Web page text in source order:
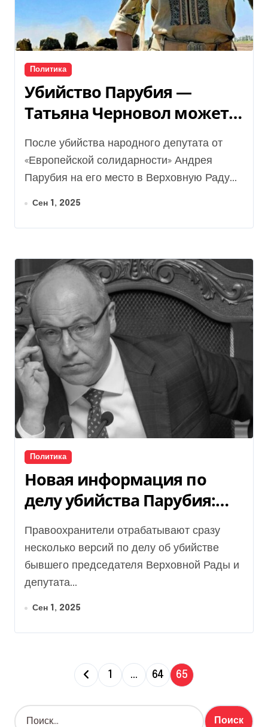
Политика
Убийство Парубия —
Татьяна Черновол может
зайти в ВРУ
После убийства народного депутата от
«Европейской солидарности» Андрея
Парубия на его место в Верховную Раду...
Сен 1, 2025
Политика
Новая информация по
делу убийства Парубия:
следствие проверяет
ключевые следы
Правоохранители отрабатывают сразу
несколько версий по делу об убийстве
бывшего председателя Верховной Рады и
депутата...
Сен 1, 2025
П
а
1 … 64 65
Н
а